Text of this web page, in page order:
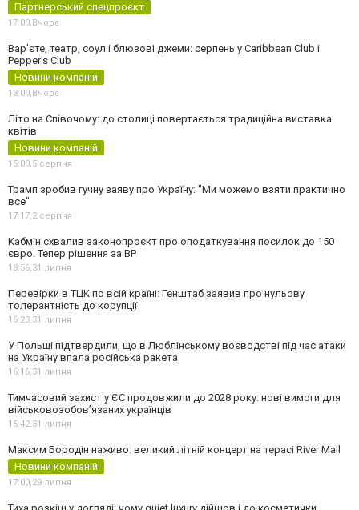
Партнерський спецпроєкт
17:00,Вчора
Вар’єте, театр, соул і блюзові джеми: серпень у Caribbean Club і
Pepper's Club
Новини компаній
13:00,Вчора
Літо на Співочому: до столиці повертається традиційна виставка
квітів
Новини компаній
15:00,5 серпня
Трамп зробив гучну заяву про Україну: "Ми можемо взяти практично
все"
17:17,2 серпня
Кабмін схвалив законопроєкт про оподаткування посилок до 150
євро. Тепер рішення за ВР
18:56,31 липня
Перевірки в ТЦК по всій країні: Генштаб заявив про нульову
толерантність до корупції
16:23,31 липня
У Польщі підтвердили, що в Люблінському воєводстві під час атаки
на Україну впала російська ракета
16:16,31 липня
Тимчасовий захист у ЄС продовжили до 2028 року: нові вимоги для
військовозобов’язаних українців
15:42,31 липня
Максим Бородін наживо: великий літній концерт на терасі River Mall
Новини компаній
17:00,29 липня